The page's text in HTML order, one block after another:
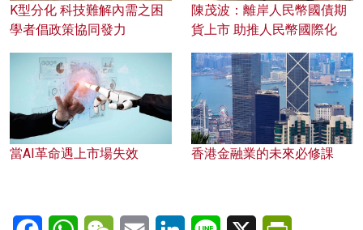
K型分化 科技難解內需之困
學者倡政策協同發力
陳茂波：離岸人民幣國債期
貨上市 助推人民幣國際化
當AI革命遇上市場失效 香港金融業的未來必修課
FacebookWhatsAppWeChatEmail LinkedInLine X